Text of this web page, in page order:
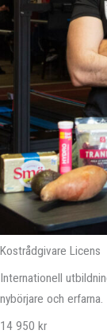
Kostrådgivare Licens
Internationell
nybörjare och erfarna.
14 950 kr